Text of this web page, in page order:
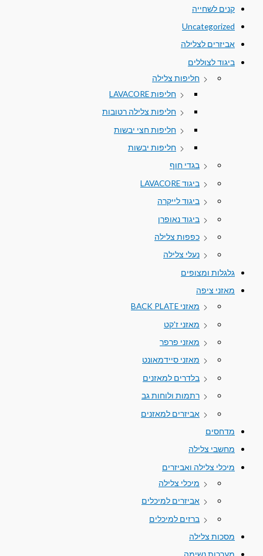
קנים לשחייה
Uncategorized
אביזרים לצלילה
ביגוד לצוללים
חליפות צלילה
חליפות LAVACORE
חליפות צלילה רטובות
חליפות חצי יבשות
חליפות יבשות
בגדי חוף
ביגוד LAVACORE
ביגוד לייקרה
ביגוד נאופרן
כפפות צלילה
נעלי צלילה
גלגלות ומצופים
מאזני ציפה
מאזני BACK PLATE
מאזני ז'קט
מאזני פרפר
מאזני סיידמאונט
בלדרים למאזנים
רתמות ולוחות גב
אביזרים למאזנים
מדחסים
מחשבי צלילה
מיכלי צלילה ואביזרים
מיכלי צלילה
אביזרים למיכלים
ברזים למיכלים
מסכות צלילה